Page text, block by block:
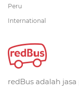
Peru
International
redBus adalah